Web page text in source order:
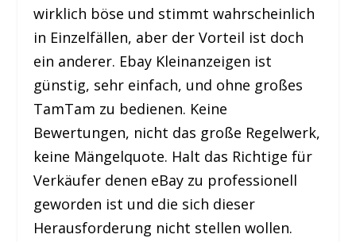
wirklich böse und stimmt wahrscheinlich
in Einzelfällen, aber der Vorteil ist doch
ein anderer. Ebay Kleinanzeigen ist
günstig, sehr einfach, und ohne großes
TamTam zu bedienen. Keine
Bewertungen, nicht das große Regelwerk,
keine Mängelquote. Halt das Richtige für
Verkäufer denen eBay zu professionell
geworden ist und die sich dieser
Herausforderung nicht stellen wollen.